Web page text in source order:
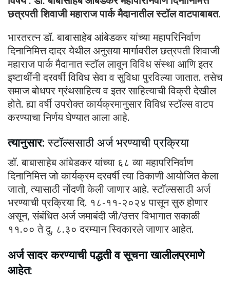
छत्रपती शिवाजी महाराज पार्क मैदानातील स्टॉल वाटपाबाबत.
भारतरत्न डॉ. बाबासाहेब आंबेडकर यांच्या महापरिनिर्वाण
दिनानिमित्त दादर येथील अनुसया मार्गावरील छत्रपती शिवाजी
महाराज पार्क मैदानात स्टॉल लावून विविध संस्था आणि इतर
इष्टार्थींनी दरवर्षी विविध सेवा व सुविधा पुरविल्या जातात. तसेच
समाज बोधपर ग्रंथसाहित्य व इतर साहित्याची विक्री देखील
होते. ह्या वर्षी उपरोक्त कार्यक्रमानुसार विविध स्टॉल्स वाटप
करण्याचा निर्णय घेण्यात आला आहे.
त्यानुसार: स्टॉल्ससाठी अर्ज भरण्याची प्रक्रिया
डॉ. बाबासाहेब आंबेडकर यांच्या ६८ व्या महापरिनिर्वाण
दिनानिमित्त जो कार्यक्रम दरवर्षी त्या ठिकाणी आयोजित केला
जातो, त्यासाठी नोंदणी केली जाणार आहे. स्टॉल्ससाठी अर्ज
भरण्याची प्रक्रिया दि. १८-११-२०२४ पासून सुरु होणार
असून, संबंधित अर्ज जमाबंदी जी/उत्तर विभागात सकाळी
११.०० ते दु. ८.३० दरम्यान स्विकारले जाणार आहेत.
अर्ज सादर करण्याची पद्धती व सूचना खालीलप्रमाणे
आहेत: